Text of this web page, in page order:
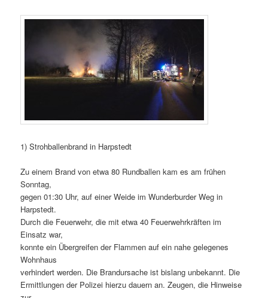
1) Strohballenbrand in Harpstedt
Zu einem Brand von etwa 80 Rundballen kam es am frühen
Sonntag,
gegen 01:30 Uhr, auf einer Weide im Wunderburder Weg in
Harpstedt.
Durch die Feuerwehr, die mit etwa 40 Feuerwehrkräften im
Einsatz war,
konnte ein Übergreifen der Flammen auf ein nahe gelegenes
Wohnhaus
verhindert werden. Die Brandursache ist bislang unbekannt. Die
Ermittlungen der Polizei hierzu dauern an. Zeugen, die Hinweise